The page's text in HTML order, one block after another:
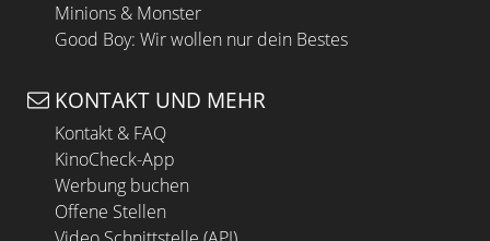
Minions & Monster
Good Boy: Wir wollen nur dein Bestes
KONTAKT UND MEHR
Kontakt & FAQ
KinoCheck-App
Werbung buchen
Offene Stellen